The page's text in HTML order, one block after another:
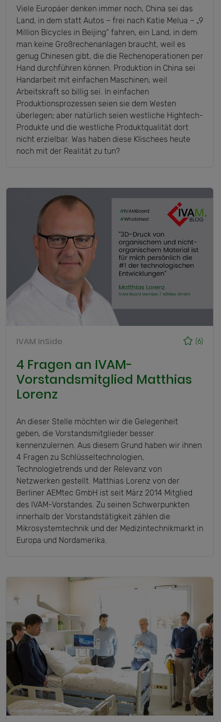
Viele Europäer denken immer noch, China sei das
Land, in dem statt Autos – frei nach Katie Melua – „9
Million Bicycles in Beijing“ fahren, ein Land, in dem
man keine Großrechenanlagen braucht, weil es
genug Chinesen gibt, die die Rechenoperationen per
Hand durchführen können. Produktion in China sei
Handarbeit mit einfachen Maschinen, weil
Arbeitskraft so billig sei. In einfachen
Produktionsprozessen seien sie dem Westen
überlegen; aber natürlich seien westliche Hightech-
Produkte und die westliche Produktqualität dort
nicht erzielbar. Was haben diese Klischees heute
noch mit der Realität zu tun?
(6)
IVAM InSide
4 Fragen an IVAM-
Vorstandsmitglied Matthias
Lorenz
An dieser Stelle möchten wir die Gelegenheit
geben, die Vorstandsmitglieder besser
kennenzulernen. Aus diesem Grund haben wir ihnen
4 Fragen zu Schlüsseltechnologien,
Technologietrends und der Relevanz von
Netzwerken gestellt. Matthias Lorenz von der
Berliner AEMtec GmbH ist seit März 2014 Mitglied
des IVAM-Vorstandes. Zu seinen Schwerpunkten
innerhalb der Vorstandstätigkeit zählen die
Mikrosystemtechnik und der Medizintechnikmarkt in
Europa und Nordamerika.